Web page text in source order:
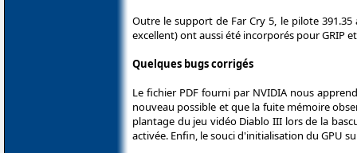
Outre le support de Far Cry 5, le pilote
excellent) ont aussi été incorporés pour GRIP
Quelques bugs corrigés
Le fichier PDF fourni par NVIDIA nous
nouveau possible et que la fuite mémoire
plantage du jeu vidéo Diablo III lors de la
activée. Enfin, le souci d'initialisation du GPU